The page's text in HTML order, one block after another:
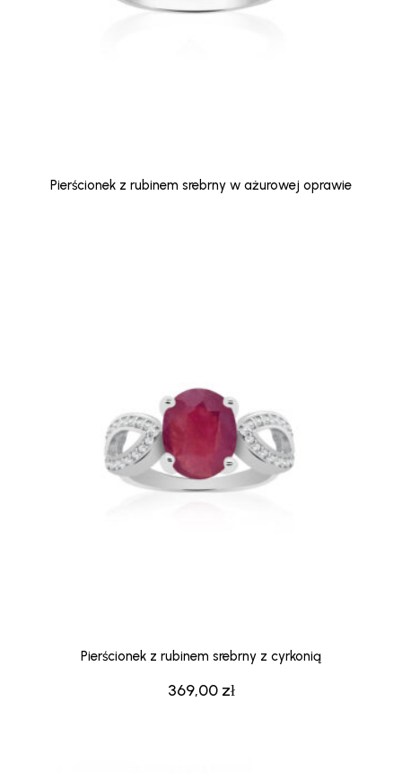
Pierścionek z rubinem srebrny w ażurowej oprawie
369,00 zł
Pierścionek z rubinem srebrny z cyrkonią